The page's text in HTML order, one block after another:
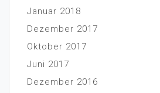
Januar 2018
Dezember 2017
Oktober 2017
Juni 2017
Dezember 2016